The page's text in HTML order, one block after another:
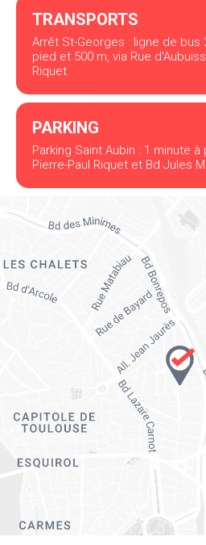
TRANSPORTS
Arrêt St-Georges : ligne de bus
pied et 500 m, via Rue
Riquet.
PARKING
Parking Saint Aubin : 1 minute à
Pierre-Paul Riquet et Bd Jules